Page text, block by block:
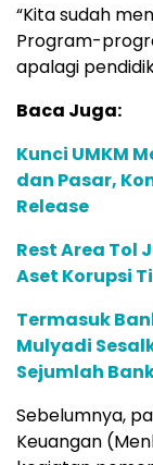
“Kita sudah
Program-
apalagi
Baca Juga:
Kunci UMKM
dan Pasar,
Release
Rest Area Tol
Aset Korupsi
Termasuk
Mulyadi
Sejumlah
Sebelumnya,
Keuangan